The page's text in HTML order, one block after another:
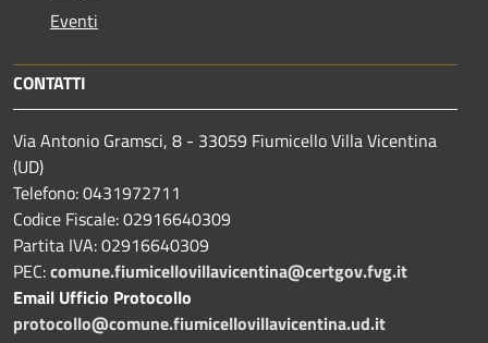
Eventi
CONTATTI
Via Antonio Gramsci, 8 - 33059 Fiumicello Villa Vicentina
(UD)
Telefono: 0431972711
Codice Fiscale: 02916640309
Partita IVA: 02916640309
PEC:comune.fiumicellovillavicentina@certgov.fvg.it
Email Ufficio Protocollo
protocollo@comune.fiumicellovillavicentina.ud.it